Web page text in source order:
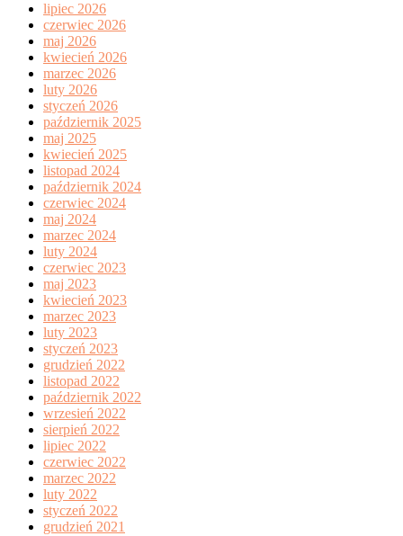
lipiec 2026
czerwiec 2026
maj 2026
kwiecień 2026
marzec 2026
luty 2026
styczeń 2026
październik 2025
maj 2025
kwiecień 2025
listopad 2024
październik 2024
czerwiec 2024
maj 2024
marzec 2024
luty 2024
czerwiec 2023
maj 2023
kwiecień 2023
marzec 2023
luty 2023
styczeń 2023
grudzień 2022
listopad 2022
październik 2022
wrzesień 2022
sierpień 2022
lipiec 2022
czerwiec 2022
marzec 2022
luty 2022
styczeń 2022
grudzień 2021